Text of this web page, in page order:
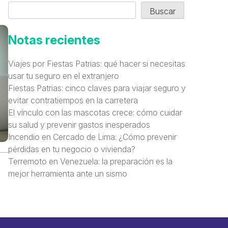
Buscar
Notas recientes
Viajes por Fiestas Patrias: qué hacer si necesitas
usar tu seguro en el extranjero
Fiestas Patrias: cinco claves para viajar seguro y
evitar contratiempos en la carretera
El vínculo con las mascotas crece: cómo cuidar
su salud y prevenir gastos inesperados
Incendio en Cercado de Lima: ¿Cómo prevenir
pérdidas en tu negocio o vivienda?
Terremoto en Venezuela: la preparación es la
mejor herramienta ante un sismo